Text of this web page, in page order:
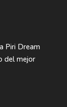
Piri Dream
del mejor